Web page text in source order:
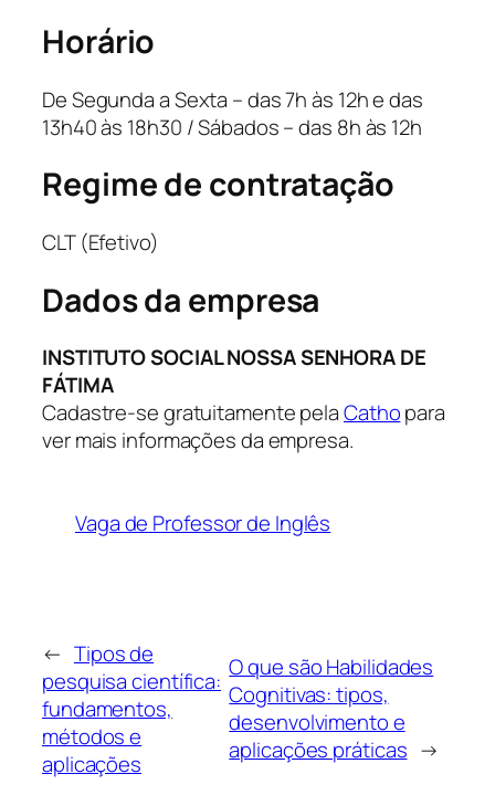
Horário
De Segunda a Sexta – das 7h às 12h e das
13h40 às 18h30 / Sábados – das 8h às 12h
Regime de contratação
CLT (Efetivo)
Dados da empresa
INSTITUTO SOCIAL NOSSA SENHORA DE
FÁTIMA
Cadastre-se gratuitamente pelaCathopara
ver mais informações da empresa.
Vaga de Professor de Inglês
← Tipos de
pesquisa científica:
fundamentos,
métodos e
aplicações
O que são Habilidades
Cognitivas: tipos,
desenvolvimento e
aplicações práticas →